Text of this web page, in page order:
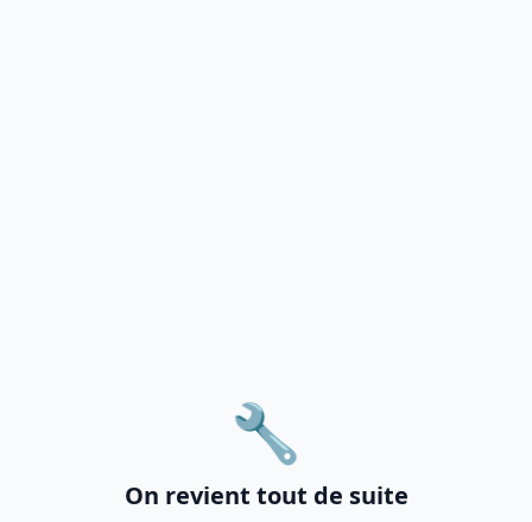
🔧
On revient tout de suite